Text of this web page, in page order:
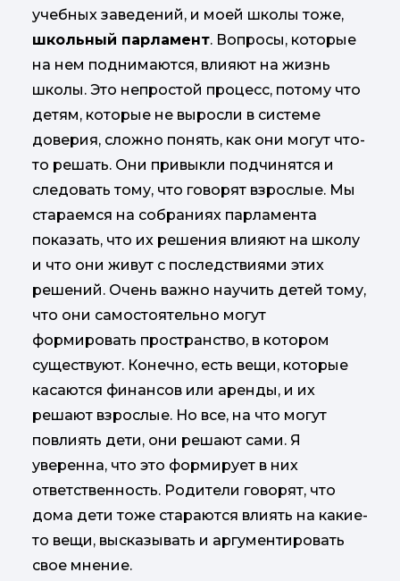
учебных заведений, и моей школы тоже,
школьный парламент. Вопросы, которые
на нем поднимаются, влияют на жизнь
школы. Это непростой процесс, потому что
детям, которые не выросли в системе
доверия, сложно понять, как они могут что-
то решать. Они привыкли подчинятся и
следовать тому, что говорят взрослые. Мы
стараемся на собраниях парламента
показать, что их решения влияют на школу
и что они живут с последствиями этих
решений. Очень важно научить детей тому,
что они самостоятельно могут
формировать пространство, в котором
существуют. Конечно, есть вещи, которые
касаются финансов или аренды, и их
решают взрослые. Но все, на что могут
повлиять дети, они решают сами. Я
уверенна, что это формирует в них
ответственность. Родители говорят, что
дома дети тоже стараются влиять на какие-
то вещи, высказывать и аргументировать
свое мнение.